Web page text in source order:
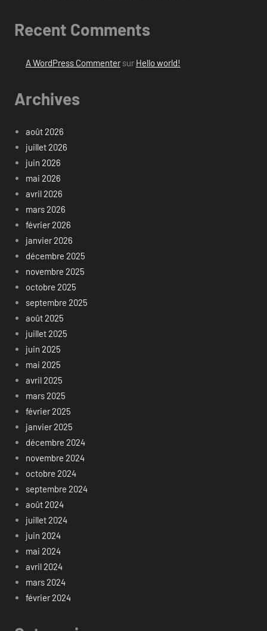
Recent Comments
A WordPress Commentersur Hello world!
Archives
août 2026
juillet 2026
juin 2026
mai 2026
avril 2026
mars 2026
février 2026
janvier 2026
décembre 2025
novembre 2025
octobre 2025
septembre 2025
août 2025
juillet 2025
juin 2025
mai 2025
avril 2025
mars 2025
février 2025
janvier 2025
décembre 2024
novembre 2024
octobre 2024
septembre 2024
août 2024
juillet 2024
juin 2024
mai 2024
avril 2024
mars 2024
février 2024